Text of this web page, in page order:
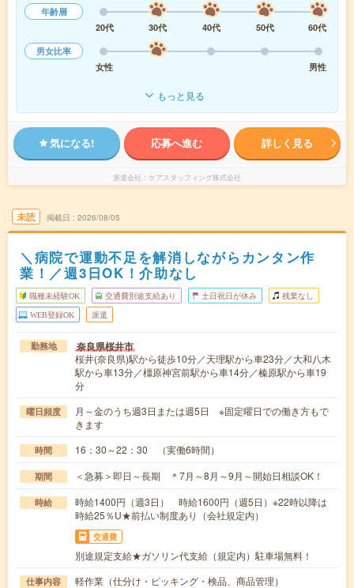
年齢層
20代
30代 40代 50代
60代
男女比率
女性
男性
もっと見る
気になる! 応募へ進む 詳しく見る
派遣会社 ケアスタッフィング株式会社
未読 掲載日 2026/08/05
＼病院で運動不足を解消しながらカンタン作
業！／週3日OK！介助なし
職種未経験OK 交通費別途支給あり 土日祝日が休み 残業なし
WEB登録OK 派遣
勤務地 奈良県桜井市
桜井(奈良県)駅から徒歩10分／天理駅から車23分／大和八木
駅から車13分／橿原神宮前駅から車14分／榛原駅から車19
分
曜日頻度
月～金のうち週3日または週5日 ※固定曜日での働き方もで
きます
時間 16：30～22：30 （実働6時間）
期間 ＜急募＞即日～長期 ＊7月～8月～9月～開始日相談OK！
時給
時給1400円（週3日） 時給1600円（週5日）※22時以降は
時給25％U★前払い制度あり（会社規定内）
交通費
別途規定支給★ガソリン代支給（規定内）駐車場無料！
仕事内容
軽作業（仕分け・ピッキング・検品、商品管理）